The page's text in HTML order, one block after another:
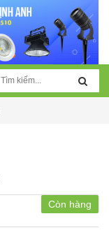
Còn hàng